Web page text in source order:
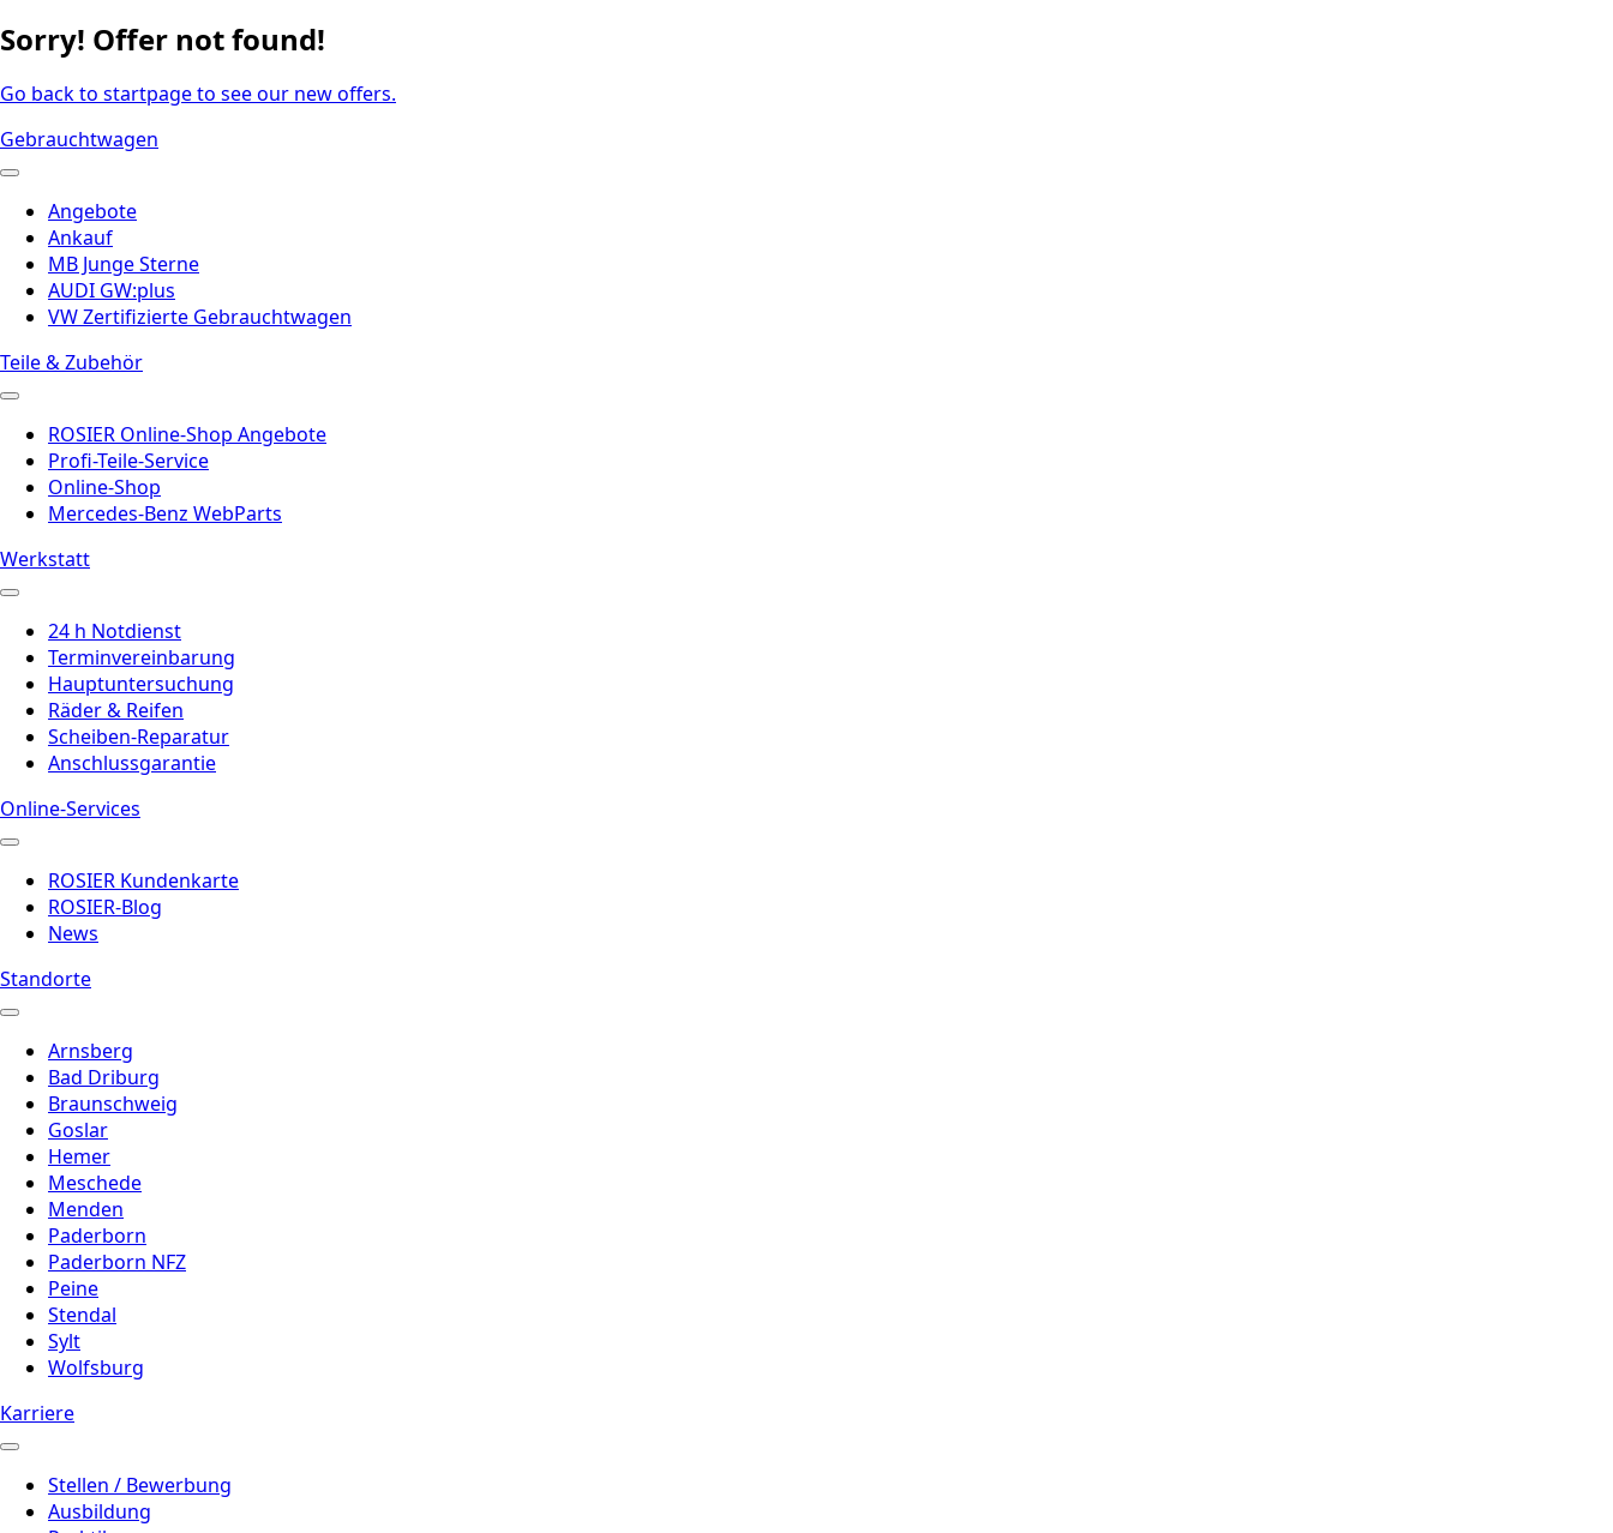
Sorry! Offer not found!
Go back to startpage to see our new offers.
Gebrauchtwagen
Angebote
Ankauf
MB Junge Sterne
AUDI GW:plus
VW Zertifizierte Gebrauchtwagen
Teile & Zubehör
ROSIER Online-Shop Angebote
Profi-Teile-Service
Online-Shop
Mercedes-Benz WebParts
Werkstatt
24 h Notdienst
Terminvereinbarung
Hauptuntersuchung
Räder & Reifen
Scheiben-Reparatur
Anschlussgarantie
Online-Services
ROSIER Kundenkarte
ROSIER-Blog
News
Standorte
Arnsberg
Bad Driburg
Braunschweig
Goslar
Hemer
Meschede
Menden
Paderborn
Paderborn NFZ
Peine
Stendal
Sylt
Wolfsburg
Karriere
Stellen / Bewerbung
Ausbildung